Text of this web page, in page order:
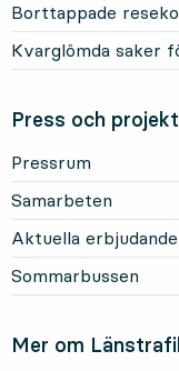
Borttappade
Kvarglömda saker
Press och projekt
Pressrum
Samarbeten
Aktuella
Sommarbussen
Mer om